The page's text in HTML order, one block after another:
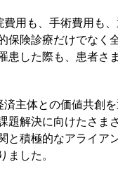
費用も、手術費用も
保険診療だけでな
患した際も、患者さ
主体との価値共創
題解決に向けたさ
と積極的なアライア
した。